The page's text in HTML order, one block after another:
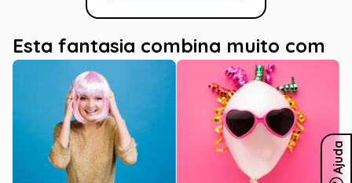
Esta fantasia combina muito com
Ajuda